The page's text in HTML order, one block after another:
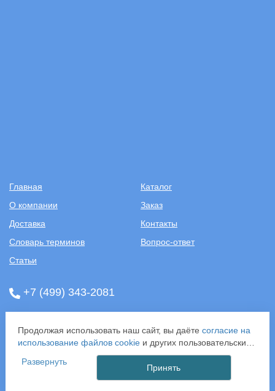
Главная
Каталог
О компании
Заказ
Доставка
Контакты
Словарь терминов
Вопрос-ответ
Статьи
+7 (499) 343-2081
ИНН: 7731286301
ОГРН: 1157746583092
121357, г. Москва, ул. Верейская, д. 29, стр. 35
Продолжая использовать наш сайт, вы даёте согласие на
использование файлов cookieи других пользовательских
данных (включая IP-адрес, сведения о местоположении,
устройстве, действиях на сайте и т. п.) для
функционирования сайта, проведения статистических
Развернуть
Принять